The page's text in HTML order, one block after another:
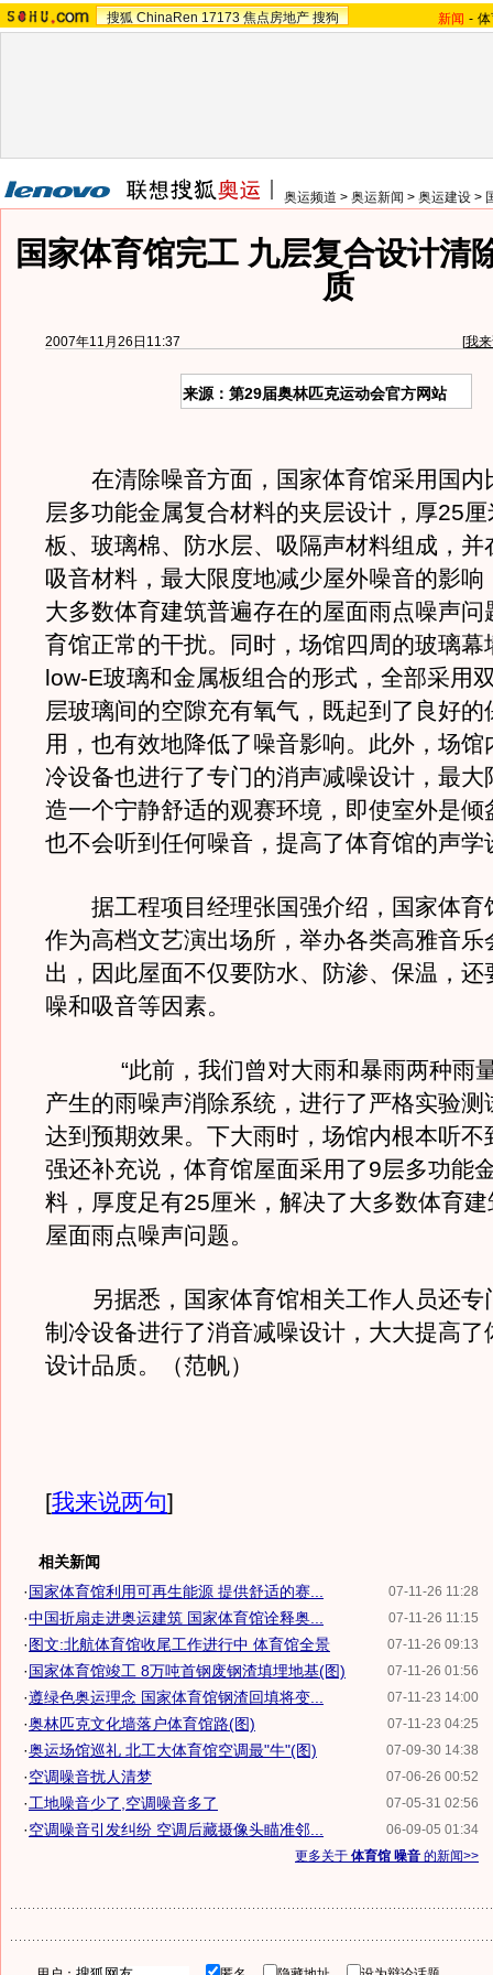
搜狐 ChinaRen 17173 焦点房地产 搜狗 新闻 -
奥运频道 > 奥运新闻 > 奥运建设 >
国家体育馆完工 九层复合设计清
质
2007年11月26日11:37 [我
来源：第29届奥林匹克运动会官方网站
在清除噪音方面，国家体育馆采用国内
层多功能金属复合材料的夹层设计，厚25
板、玻璃棉、防水层、吸隔声材料组成，并
吸音材料，最大限度地减少屋外噪音的影响
大多数体育建筑普遍存在的屋面雨点噪声问
育馆正常的干扰。同时，场馆四周的玻璃幕
low-E玻璃和金属板组合的形式，全部采用
层玻璃间的空隙充有氧气，既起到了良好的
用，也有效地降低了噪音影响。此外，场馆
冷设备也进行了专门的消声减噪设计，最大
造一个宁静舒适的观赛环境，即使室外是倾
也不会听到任何噪音，提高了体育馆的声学
据工程项目经理张国强介绍，国家体育
作为高档文艺演出场所，举办各类高雅音乐
出，因此屋面不仅要防水、防渗、保温，还
噪和吸音等因素。
“此前，我们曾对大雨和暴雨两种雨量
产生的雨噪声消除系统，进行了严格实验测
达到预期效果。下大雨时，场馆内根本听不
强还补充说，体育馆屋面采用了9层多功能
料，厚度足有25厘米，解决了大多数体育
屋面雨点噪声问题。
另据悉，国家体育馆相关工作人员还专
制冷设备进行了消音减噪设计，大大提高了
设计品质。（范帆）
[我来说两句]
相关新闻
07-11-26 11:28
·国家体育馆利用可再生能源 提供舒适的赛...
07-11-26 11:15
·中国折扇走进奥运建筑 国家体育馆诠释奥...
07-11-26 09:13
·图文:北航体育馆收尾工作进行中 体育馆全景
07-11-26 01:56
·国家体育馆竣工 8万吨首钢废钢渣填埋地基(图)
07-11-23 14:00
·遵绿色奥运理念 国家体育馆钢渣回填将变...
07-11-23 04:25
·奥林匹克文化墙落户体育馆路(图)
07-09-30 14:38
·奥运场馆巡礼 北工大体育馆空调最"牛"(图)
07-06-26 00:52
·空调噪音扰人清梦
07-05-31 02:56
·工地噪音少了,空调噪音多了
06-09-05 01:34
·空调噪音引发纠纷 空调后藏摄像头瞄准邻...
更多关于 体育馆 噪音 的新闻>>